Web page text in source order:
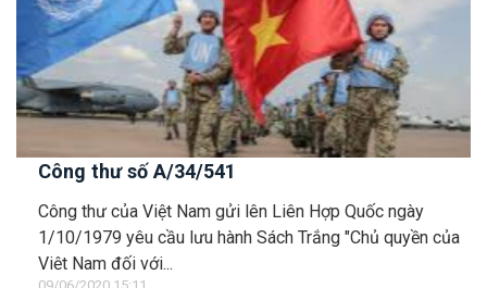
Công thư số A/34/541
Công thư của Việt Nam gửi lên Liên Hợp Quốc ngày
1/10/1979 yêu cầu lưu hành Sách Trắng "Chủ quyền của
Việt Nam đối với...